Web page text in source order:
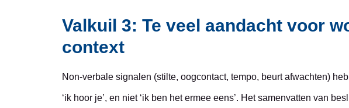
Valkuil 3: Te veel aandacht voor
context
Non-verbale signalen (stilte, oogcontact, tempo, beurt afwachten)
‘ik hoor je’, en niet ‘ik ben het ermee eens’. Het samenvatten van